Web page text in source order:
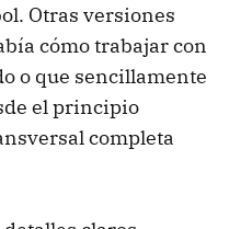
Otras versiones
cómo trabajar con
o que sencillamente
el principio
completa